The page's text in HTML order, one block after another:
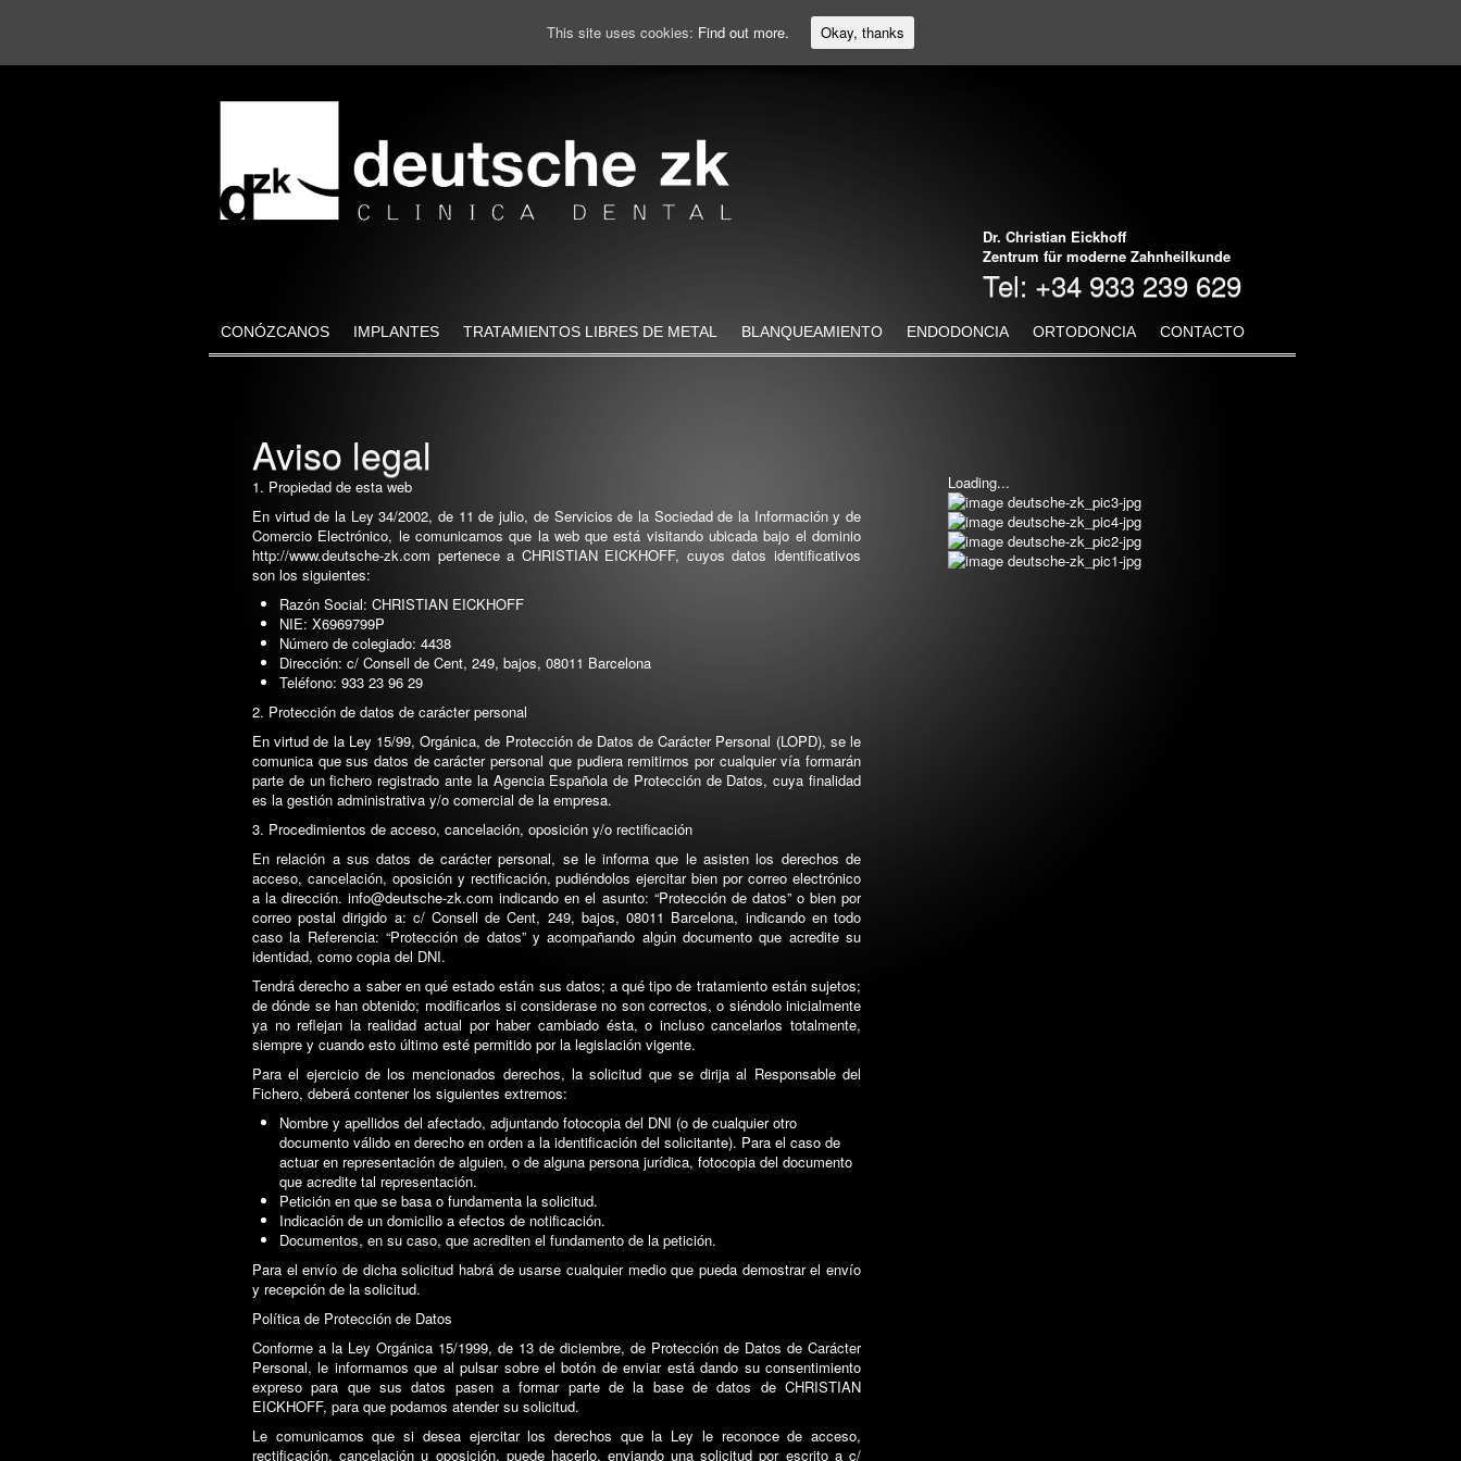
Dr. Christian Eickhoff
Zentrum für moderne Zahnheilkunde
Tel: +34 933 239 629
CONÓZCANOS IMPLANTES TRATAMIENTOS LIBRES DE METAL BLANQUEAMIENTO ENDODONCIA ORTODONCIA CONTACTO
Aviso legal
1. Propiedad de esta web
En virtud de la Ley 34/2002, de 11 de julio, de Servicios de la Sociedad de la Información y de
Comercio Electrónico, le comunicamos que la web que está visitando ubicada bajo el dominio
http://www.deutsche-zk.com pertenece a CHRISTIAN EICKHOFF, cuyos datos identificativos
son los siguientes:
Razón Social: CHRISTIAN EICKHOFF
NIE: X6969799P
Número de colegiado: 4438
Dirección: c/ Consell de Cent, 249, bajos, 08011 Barcelona
Teléfono: 933 23 96 29
2. Protección de datos de carácter personal
En virtud de la Ley 15/99, Orgánica, de Protección de Datos de Carácter Personal (LOPD), se le
comunica que sus datos de carácter personal que pudiera remitirnos por cualquier vía formarán
parte de un fichero registrado ante la Agencia Española de Protección de Datos, cuya finalidad
es la gestión administrativa y/o comercial de la empresa.
3. Procedimientos de acceso, cancelación, oposición y/o rectificación
En relación a sus datos de carácter personal, se le informa que le asisten los derechos de
acceso, cancelación, oposición y rectificación, pudiéndolos ejercitar bien por correo electrónico
a la dirección. info@deutsche-zk.com indicando en el asunto: “Protección de datos” o bien por
correo postal dirigido a: c/ Consell de Cent, 249, bajos, 08011 Barcelona, indicando en todo
caso la Referencia: “Protección de datos” y acompañando algún documento que acredite su
identidad, como copia del DNI.
Tendrá derecho a saber en qué estado están sus datos; a qué tipo de tratamiento están sujetos;
de dónde se han obtenido; modificarlos si considerase no son correctos, o siéndolo inicialmente
ya no reflejan la realidad actual por haber cambiado ésta, o incluso cancelarlos totalmente,
siempre y cuando esto último esté permitido por la legislación vigente.
Para el ejercicio de los mencionados derechos, la solicitud que se dirija al Responsable del
Fichero, deberá contener los siguientes extremos:
Nombre y apellidos del afectado, adjuntando fotocopia del DNI (o de cualquier otro
documento válido en derecho en orden a la identificación del solicitante). Para el caso de
actuar en representación de alguien, o de alguna persona jurídica, fotocopia del documento
que acredite tal representación.
Petición en que se basa o fundamenta la solicitud.
Indicación de un domicilio a efectos de notificación.
Documentos, en su caso, que acrediten el fundamento de la petición.
Para el envío de dicha solicitud habrá de usarse cualquier medio que pueda demostrar el envío
y recepción de la solicitud.
Política de Protección de Datos
Conforme a la Ley Orgánica 15/1999, de 13 de diciembre, de Protección de Datos de Carácter
Personal, le informamos que al pulsar sobre el botón de enviar está dando su consentimiento
expreso para que sus datos pasen a formar parte de la base de datos de CHRISTIAN
EICKHOFF, para que podamos atender su solicitud.
Le comunicamos que si desea ejercitar los derechos que la Ley le reconoce de acceso,
rectificación, cancelación u oposición, puede hacerlo, enviando una solicitud por escrito a c/
Loading...
This site uses cookies: Find out more. Okay, thanks